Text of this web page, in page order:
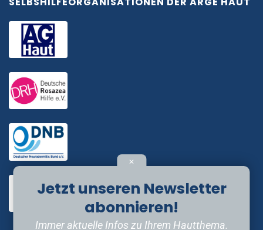
✕
Jetzt unseren Newsletter
abonnieren!
Immer aktuelle Infos zu Ihrem Hautthema.